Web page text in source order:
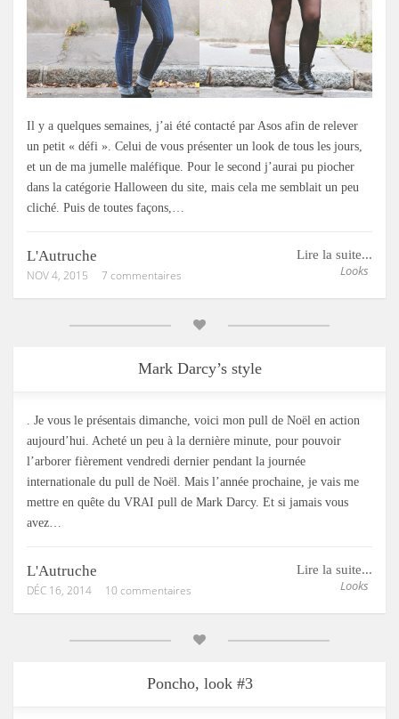
Il y a quelques semaines, j’ai été contacté par Asos afin de relever
un petit « défi ». Celui de vous présenter un look de tous les jours,
et un de ma jumelle maléfique. Pour le second j’aurai pu piocher
dans la catégorie Halloween du site, mais cela me semblait un peu
cliché. Puis de toutes façons,…
Lire la suite...
Looks
L'Autruche
NOV 4, 2015 7 commentaires
Mark Darcy’s style
. Je vous le présentais dimanche, voici mon pull de Noël en action
aujourd’hui. Acheté un peu à la dernière minute, pour pouvoir
l’arborer fièrement vendredi dernier pendant la journée
internationale du pull de Noël. Mais l’année prochaine, je vais me
mettre en quête du VRAI pull de Mark Darcy. Et si jamais vous
avez…
Lire la suite...
Looks
L'Autruche
DÉC 16, 2014 10 commentaires
Poncho, look #3